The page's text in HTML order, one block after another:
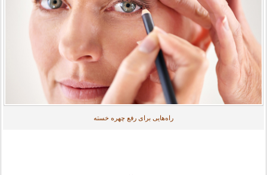
راه‌هایی برای رفع چهره خسته